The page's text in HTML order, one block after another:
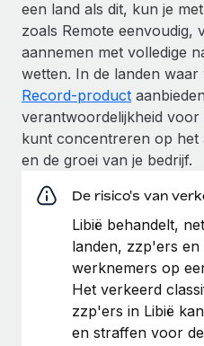
een land als dit, kun je
zoals Remote eenvoudig,
aannemen met volledige
wetten. In de landen waar
Record-product
verantwoordelijkheid voor
kunt concentreren op het
en de groei van je bedrijf.
De risico's van
Libië behandelt,
landen, zzp'ers en
werknemers op
Het verkeerd
zzp'ers in Libië
en straffen voor